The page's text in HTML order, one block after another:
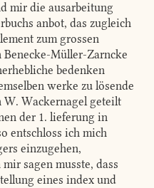
mir die ausarbeitung
anbot, das zugleich
zum grossen
Müller-Zarncke
bedenken
werke zu lösende
W. Wackernagel geteilt
der 1. lieferung in
entschloss ich mich
einzugehen,
sagen musste, dass
eines index und